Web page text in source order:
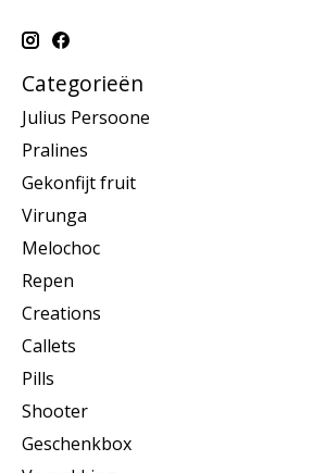
Categorieën
Julius Persoone
Pralines
Gekonfijt fruit
Virunga
Melochoc
Repen
Creations
Callets
Pills
Shooter
Geschenkbox